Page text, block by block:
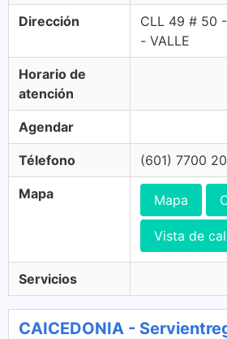
Dirección
CLL 49 # 50
- VALLE
Horario de
atención
Agendar
Télefono (601) 7700
Mapa Mapa
Vista de
Servicios
CAICEDONIA -